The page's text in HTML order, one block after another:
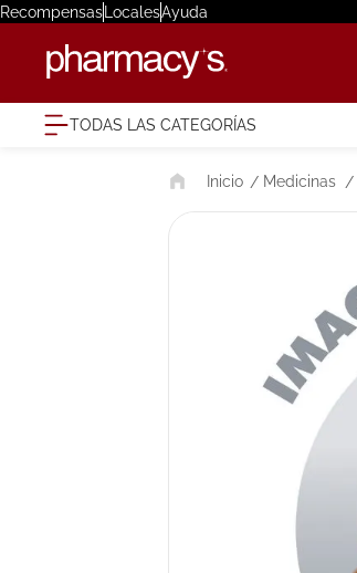
RecompensasLocalesAyuda
TODAS LAS CATEGORÍAS
Medicinas